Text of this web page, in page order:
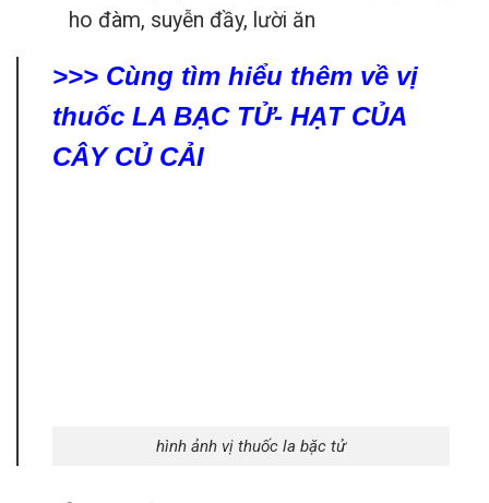
ho đàm, suyễn đầy, lười ăn
>>> Cùng tìm hiểu thêm về vị
thuốc LA BẠC TỬ- HẠT CỦA
CÂY CỦ CẢI
hình ảnh vị thuốc la bặc tử